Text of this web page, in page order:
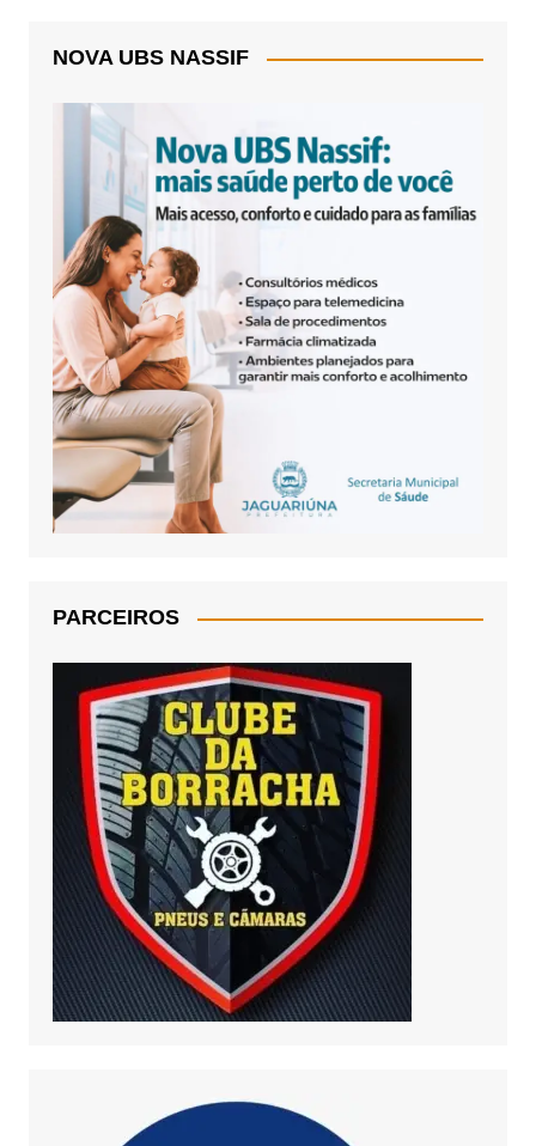
NOVA UBS NASSIF
PARCEIROS